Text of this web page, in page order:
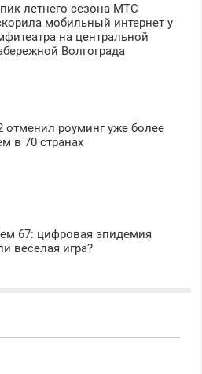
летнего сезона МТС
мобильный интернет у
на центральной
Волгограда
отменил роуминг уже более
в 70 странах
67: цифровая эпидемия
веселая игра?